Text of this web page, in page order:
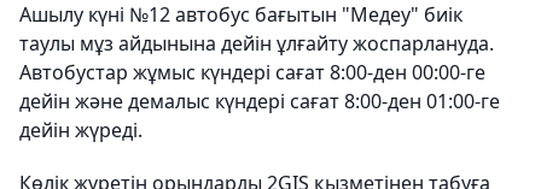
Ашылу күні №12 автобус бағытын "Медеу" биік
таулы мұз айдынына дейін ұлғайту жоспарлануда.
Автобустар жұмыс күндері сағат 8:00-ден 00:00-ге
дейін және демалыс күндері сағат 8:00-ден 01:00-ге
дейін жүреді.
Көлік жүретін орындарды 2GIS қызметінен табуға